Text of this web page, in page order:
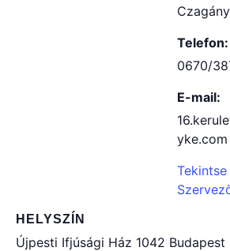
HELYSZÍN
Újpesti Ifjúsági Ház 1042 Budapest
Telefon:
0670/
E-mail:
yke.com